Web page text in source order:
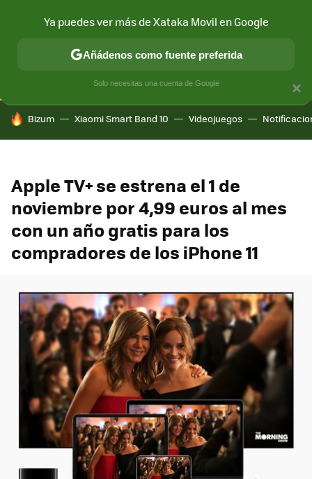
CONECTIVIDAD MÓVIL Y SOCIEDAD APLICACIONES
HOY SE HABLA DE
Bizum Xiaomi Smart Band 10 Videojuegos
Apple TV+ se estrena el 1 de
noviembre por 4,99 euros al mes
con un año gratis para los
compradores de los iPhone 11
×
Ya puedes ver más de Xataka Movil en Google
Añádenos como fuente preferida
Solo necesitas una cuenta de Google